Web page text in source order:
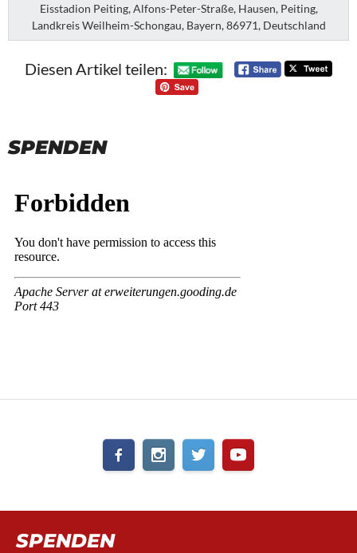
Eisstadion Peiting, Alfons-Peter-Straße, Hausen, Peiting,
Landkreis Weilheim-Schongau, Bayern, 86971, Deutschland
Diesen Artikel teilen:
SPENDEN
SPENDEN